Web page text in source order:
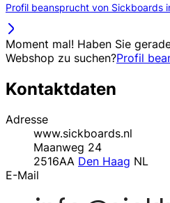
Profil beansprucht von Sickboards
Moment mal! Haben Sie
Webshop zu suchen?Profil
Kontaktdaten
Adresse
www.sickboards.nl
Maanweg 24
2516AA Den Haag NL
E-Mail